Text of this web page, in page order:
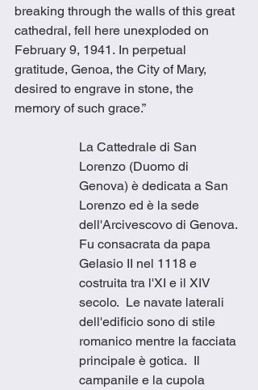
breaking through the walls of this great
cathedral, fell here unexploded on
February 9, 1941. In perpetual
gratitude, Genoa, the City of Mary,
desired to engrave in stone, the
memory of such grace.”
La Cattedrale di San
Lorenzo (Duomo di
Genova) è dedicata a San
Lorenzo ed è la sede
dell'Arcivescovo di Genova.
Fu consacrata da papa
Gelasio II nel 1118 e
costruita tra l'XI e il XIV
secolo.  Le navate laterali
dell'edificio sono di stile
romanico mentre la facciata
principale è gotica.  Il
campanile e la cupola